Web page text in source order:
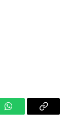
WhatsAppCopy